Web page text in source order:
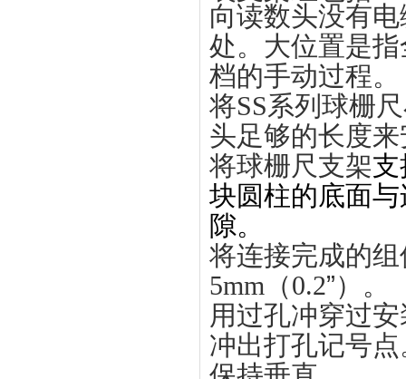
向读数头没有
处。大位置是
档的手动过程。
将SS系列球栅
头足够的长度
将球栅尺支架支
块圆柱的底面
隙。
将连接完成的
5mm（0.2”）。
用过孔冲穿过
冲出打孔记号